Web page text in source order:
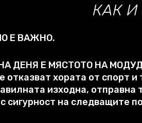
КАК
Е ВАЖНО.
ДЕНЯ Е МЯСТОТО НА
отказват хората от спорт и
изходна, отправна
сигурност на следващите